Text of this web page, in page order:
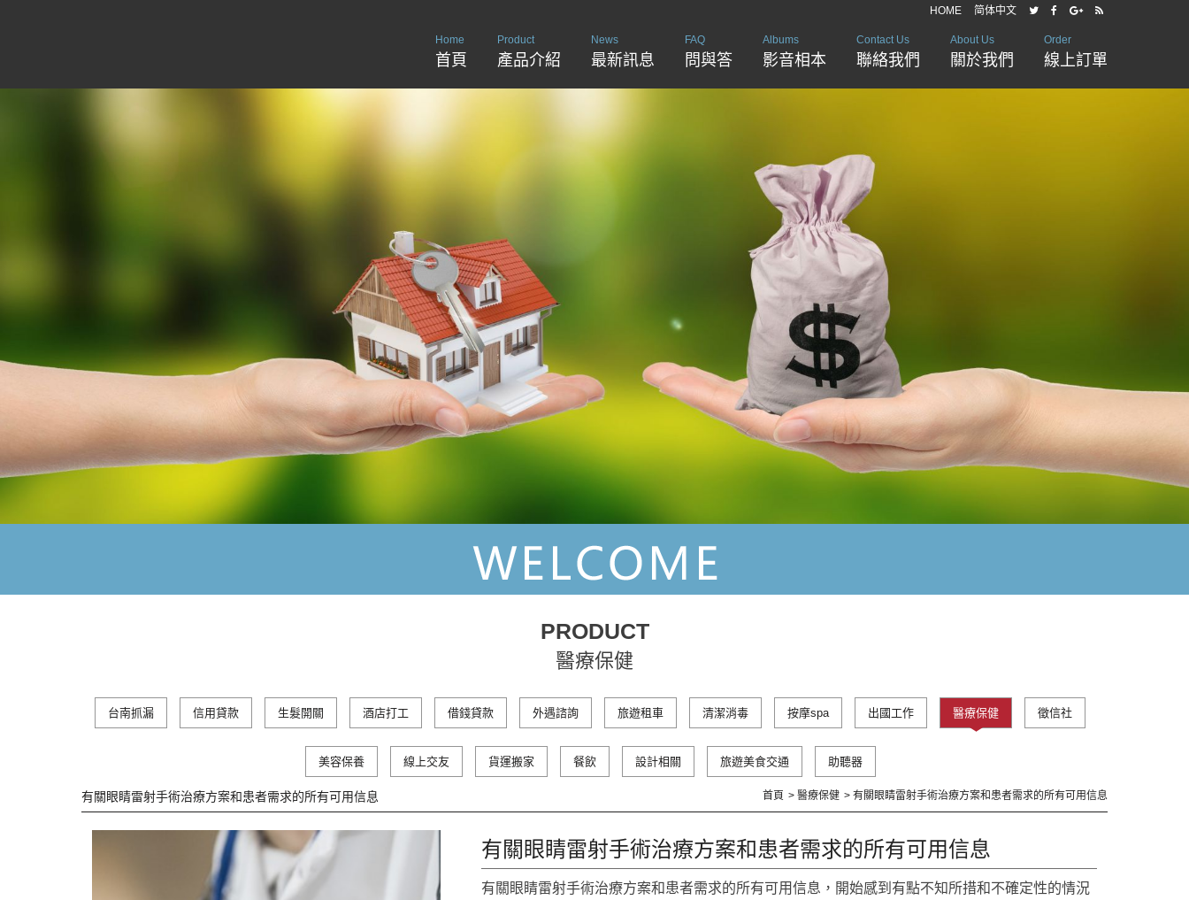
HOME 简体中文
Home
首頁
Product
產品介紹
News
最新訊息
FAQ
問與答
Albums
影音相本
Contact Us
聯絡我們
About Us
關於我們
Order
線上訂單
PRODUCT
醫療保健
台南抓漏 信用貸款 生髮開關 酒店打工 借錢貸款 外遇諮詢 旅遊租車 清潔消毒 按摩spa 出國工作 醫療保健 徵信社
美容保養 線上交友 貨運搬家 餐飲 設計相關 旅遊美食交通 助聽器
有關眼睛雷射手術治療方案和患者需求的所有可用信息 首頁 醫療保健 有關眼睛雷射手術治療方案和患者需求的所有可用信息
有關眼睛雷射手術治療方案和患者需求的所有可用信息
有關眼睛雷射手術治療方案和患者需求的所有可用信息，開始感到有點不知所措和不確定性的情況